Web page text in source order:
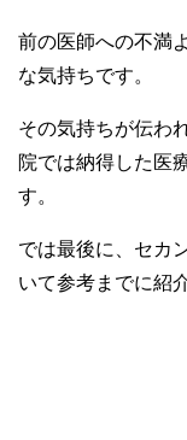
前の医師への不満
な気持ちです。
その気持ちが伝わ
院では納得した医
す。
では最後に、セカ
いて参考までに紹